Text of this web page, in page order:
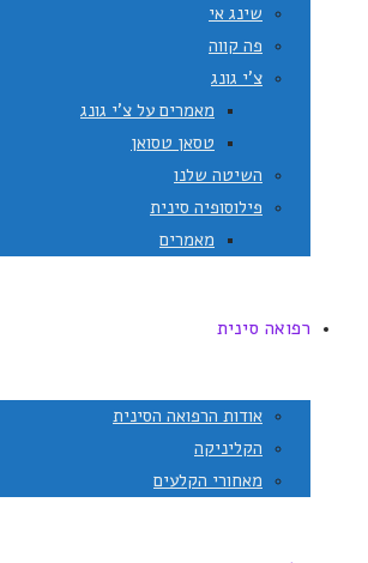
שינג אי
פה קווה
צ'י גונג
מאמרים על צ'י גונג
טסאן טסואן
השיטה שלנו
פילוסופיה סינית
מאמרים
רפואה סינית
אודות הרפואה הסינית
הקליניקה
מאחורי הקלעים